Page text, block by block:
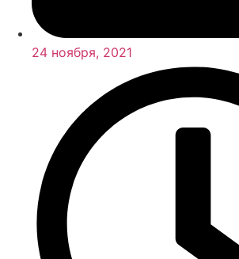
24 ноября, 2021